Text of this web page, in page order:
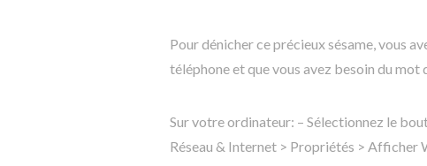
Pour dénicher ce précieux sésame, vous
téléphone et que vous avez besoin du
Sur votre ordinateur: – Sélectionnez le
Réseau & Internet > Propriétés > Afficher